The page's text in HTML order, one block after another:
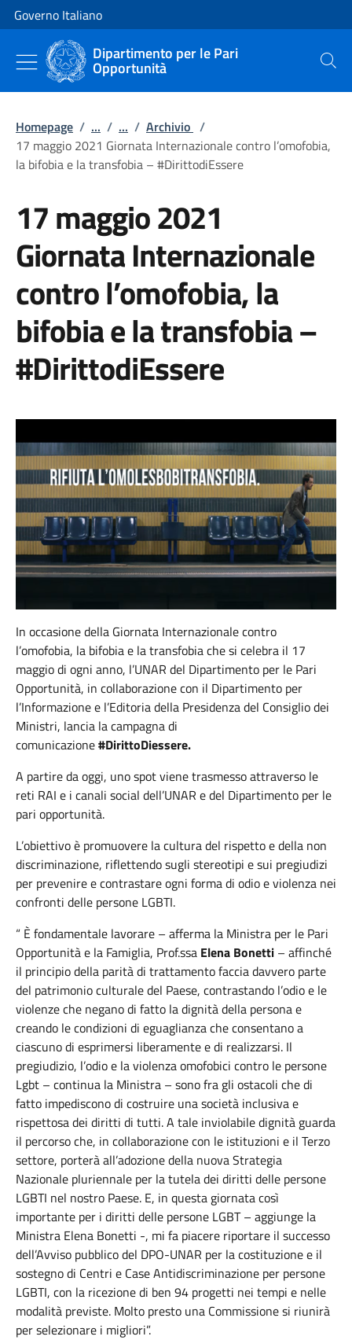
Vai al contenuto
Vai alla navigazione del sito
Governo Italiano
Dipartimento per le Pari
Opportunità Cerca
Homepage / ... / ... / Archivio /
17 maggio 2021 Giornata Internazionale contro l’omofobia,
la bifobia e la transfobia – #DirittodiEssere
17 maggio 2021
Giornata Internazionale
contro l’omofobia, la
bifobia e la transfobia –
#DirittodiEssere
In occasione della Giornata Internazionale contro
l’omofobia, la bifobia e la transfobia che si celebra il 17
maggio di ogni anno, l’UNAR del Dipartimento per le Pari
Opportunità, in collaborazione con il Dipartimento per
l’Informazione e l’Editoria della Presidenza del Consiglio dei
Ministri, lancia la campagna di
comunicazione#DirittoDiessere.
A partire da oggi, uno spot viene trasmesso attraverso le
reti RAI e i canali social dell’UNAR e del Dipartimento per le
pari opportunità.
L’obiettivo è promuovere la cultura del rispetto e della non
discriminazione, riflettendo sugli stereotipi e sui pregiudizi
per prevenire e contrastare ogni forma di odio e violenza nei
confronti delle persone LGBTI.
“ È fondamentale lavorare – afferma la Ministra per le Pari
Opportunità e la Famiglia, Prof.ssa Elena Bonetti – affinché
il principio della parità di trattamento faccia davvero parte
del patrimonio culturale del Paese, contrastando l’odio e le
violenze che negano di fatto la dignità della persona e
creando le condizioni di eguaglianza che consentano a
ciascuno di esprimersi liberamente e di realizzarsi. Il
pregiudizio, l’odio e la violenza omofobici contro le persone
Lgbt – continua la Ministra – sono fra gli ostacoli che di
fatto impediscono di costruire una società inclusiva e
rispettosa dei diritti di tutti. A tale inviolabile dignità guarda
il percorso che, in collaborazione con le istituzioni e il Terzo
settore, porterà all’adozione della nuova Strategia
Nazionale pluriennale per la tutela dei diritti delle persone
LGBTI nel nostro Paese. E, in questa giornata così
importante per i diritti delle persone LGBT – aggiunge la
Ministra Elena Bonetti -, mi fa piacere riportare il successo
dell’Avviso pubblico del DPO-UNAR per la costituzione e il
sostegno di Centri e Case Antidiscriminazione per persone
LGBTI, con la ricezione di ben 94 progetti nei tempi e nelle
modalità previste. Molto presto una Commissione si riunirà
per selezionare i migliori”.